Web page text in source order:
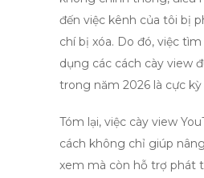
đến việc kênh của tôi bị
chí bị xóa. Do đó, việc tìm
dụng các cách cày view
trong năm 2026 là cực
Tóm lại, việc cày view
cách không chỉ giúp
xem mà còn hỗ trợ phát